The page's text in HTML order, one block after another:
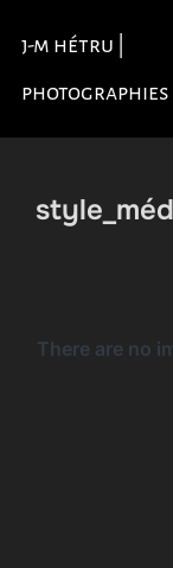
contenu
j-m hétru |
photographies
There are no